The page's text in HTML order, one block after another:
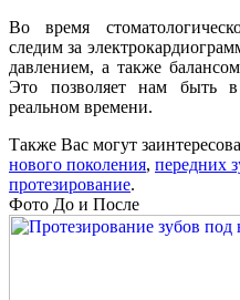
Во время
следим за
давлением, а также
Это позволяет нам быть
реальном времени.
Также Вас могут
нового поколения, передних
протезирование.
Фото До и После